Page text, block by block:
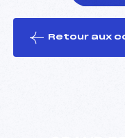
le ski
Retour aux